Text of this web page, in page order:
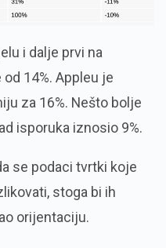
i dalje prvi na
14%. Appleu je
za 16%. Nešto bolje
isporuka iznosio 9%.
se podaci tvrtki koje
stoga bi ih
orijentaciju.